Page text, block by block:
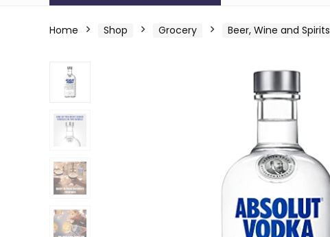
Home Shop Grocery Beer, Wine and Spirits